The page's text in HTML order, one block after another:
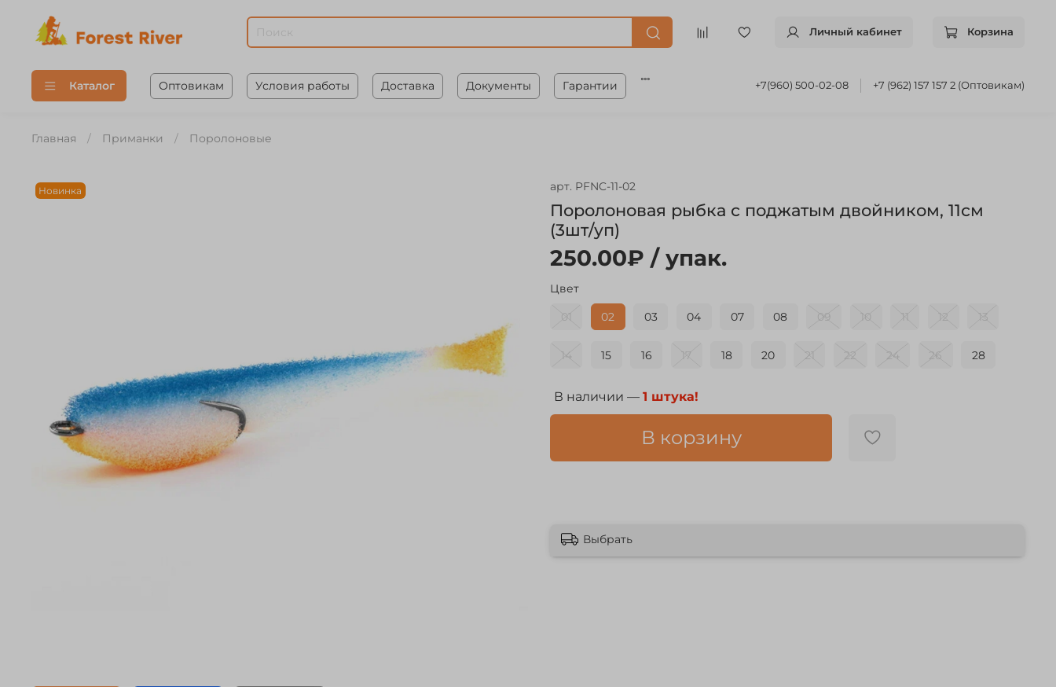
Личный кабинет Корзина
Каталог Оптовикам Условия работы Доставка Документы Гарантии +7(960) 500-02-08 +7 (962) 157 157 2 (Оптовикам)
Главная Приманки Поролоновые
Новинка арт. PFNC-11-02
Поролоновая рыбка с поджатым двойником, 11см
(3шт/уп)
250.00₽ / упак.
В наличии — 1 штука!
В корзину
Цвет
01
02 03 04 07 08 09 10 12 13
14 15 16 17 18 20 21 22 24 26 28
Выбрать